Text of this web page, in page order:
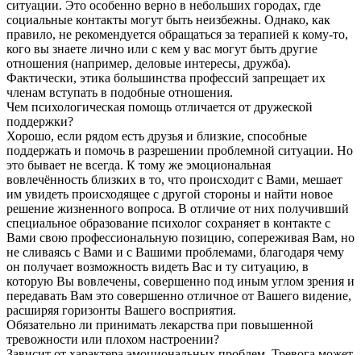
ситуации. Это особенно верно в небольших городах, где
социальные контакты могут быть неизбежны. Однако, как
правило, не рекомендуется обращаться за терапией к кому-то,
кого вы знаете лично или с кем у вас могут быть другие
отношения (например, деловые интересы, дружба).
Фактически, этика большинства профессий запрещает их
членам вступать в подобные отношения.
Чем психологическая помощь отличается от дружеской
поддержки?
Хорошо, если рядом есть друзья и близкие, способные
поддержать и помочь в разрешении проблемной ситуации. Но
это бывает не всегда. К тому же эмоциональная
вовлечённость близких в то, что происходит с Вами, мешает
им увидеть происходящее с другой стороны и найти новое
решение жизненного вопроса. В отличие от них получивший
специальное образование психолог сохраняет в контакте с
Вами свою профессиональную позицию, сопереживая Вам, но
не сливаясь с Вами и с Вашими проблемами, благодаря чему
он получает возможность видеть Вас и ту ситуацию, в
которую Вы вовлечены, совершенно под иным углом зрения и
передавать Вам это совершенно отличное от Вашего видение,
расширяя горизонты Вашего восприятия.
Обязательно ли принимать лекарства при повышенной
тревожности или плохом настроении?